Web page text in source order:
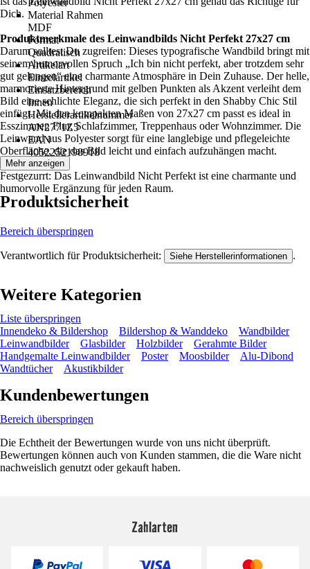
Polyester
Material Rahmen
MDF
Format
Quadratisch
Artikelart
Einzelartikel
Einsatzbereich
Innen
Herstellerartikelnummer
AN2771Z5
EAN
4052252198918
Dich.
Produktmerkmale des Leinwandbilds Nicht Perfekt 27x27 cm
Darum solltest Du zugreifen: Dieses typografische Wandbild bringt mit
seinem humorvollen Spruch „Ich bin nicht perfekt, aber trotzdem sehr
gut gelungen“ eine charmante Atmosphäre in Dein Zuhause. Der helle,
marmorierte Hintergrund mit gelben Punkten als Akzent verleiht dem
Bild eine schlichte Eleganz, die sich perfekt in den Shabby Chic Stil
einfügt. Mit den kompakten Maßen von 27x27 cm passt es ideal in
Esszimmer, Flur, Schlafzimmer, Treppenhaus oder Wohnzimmer. Die
Leinwand aus Polyester sorgt für eine langlebige und pflegeleichte
Oberfläche, die das Bild leicht und einfach aufzuhängen macht.
Festgezurrt: Das Leinwandbild Nicht Perfekt ist eine charmante und
humorvolle Ergänzung für jeden Raum.
Mehr anzeigen
Produktsicherheit
Bereich überspringen
Verantwortlich für Produktsicherheit: Siehe Herstellerinformationen .
Weitere Kategorien
Liste überspringen
Innendeko & Bildershop
Bildershop & Wanddeko
Wandbilder
Leinwandbilder
Glasbilder Holzbilder
Gerahmte Bilder
Handgemalte Leinwandbilder
Poster Moosbilder
Alu-Dibond
Wandtücher
Akustikbilder
Kundenbewertungen
Bereich überspringen
Die Echtheit der Bewertungen wurde von uns nicht überprüft.
Bewertungen können auch von Kunden stammen, die die Ware nicht
nachweislich genutzt oder gekauft haben.
Zahlarten